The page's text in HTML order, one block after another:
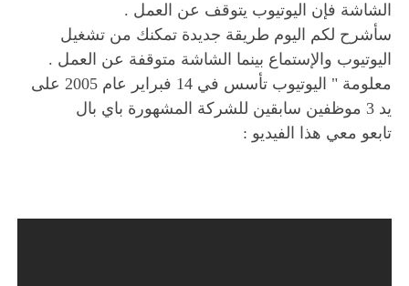
الشاشة فإن اليوتيوب يتوقف عن العمل .
سأشرح لكم اليوم طريقة جديدة تمكنك من تشغيل
اليوتيوب والإستماع بينما الشاشة متوقفة عن العمل .
معلومة " اليوتيوب تأسس في 14 فبراير عام 2005 على
يد 3 موظفين سابقين للشركة المشهورة باي بال
تابعو معي هذا الفيديو :